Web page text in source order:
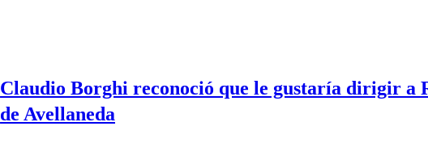
Claudio Borghi reconoció que le gustaría dirigir a
de Avellaneda